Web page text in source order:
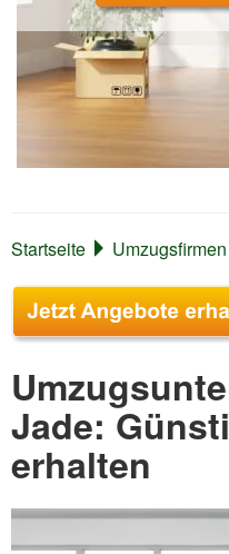
Startseite
Jade:
erhalten